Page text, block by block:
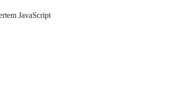
JavaScript